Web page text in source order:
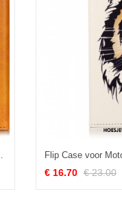
Leereffect
€ 16.70 € 23.00